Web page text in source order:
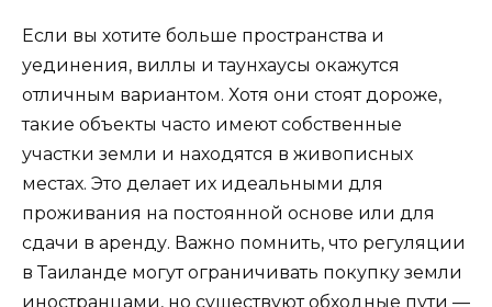
Если вы хотите больше пространства и
уединения, виллы и таунхаусы окажутся
отличным вариантом. Хотя они стоят дороже,
такие объекты часто имеют собственные
участки земли и находятся в живописных
местах. Это делает их идеальными для
проживания на постоянной основе или для
сдачи в аренду. Важно помнить, что регуляции
в Таиланде могут ограничивать покупку земли
иностранцами, но существуют обходные пути —